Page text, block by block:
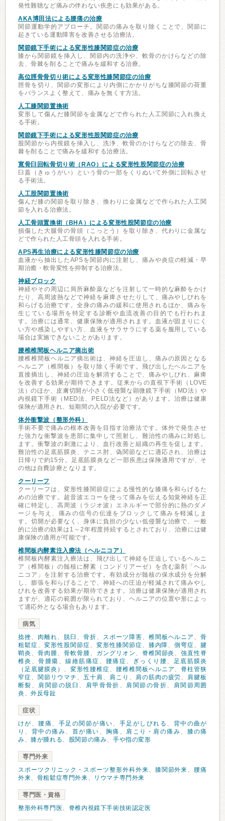
発性難聴など痛みの伴わない疾患にも効果がある。
AKA博田法による腰痛の治療
関節運動学的アプローチ。関節の痛みを取り除くことで、関節に
起きている運動障害を改善させる治療法。
関節鏡下手術による変形性膝関節症の治療
膝から関節鏡を挿入し、関節内の洗浄や、軟骨のかけらなどの除
去、骨棘を削ることで痛みを緩和する治療。
高位脛骨骨切り術による変形性膝関節症の治療
脛骨を切り、関節の変形により内側にかかりがちな膝関節の荷重
をバランスよく整えて、痛みを無くす方法。
人工膝関節置換術
変形して傷んだ膝関節を金属などで作られた人工関節に入れ換え
る手術。
関節鏡下手術による変形性股関節症の治療
股関節から内視鏡を挿入し、洗浄、軟骨のかけらなどの除去、骨
棘を削ることで痛みを緩和する治療法。
寛骨臼回転骨切り術（RAO）による変形性股関節症の治療
臼蓋（きゅうがい）という骨の一部をくりぬいて外側に回転させ
る手術法。
人工股関節置換術
傷んだ膝の関節を取り除き、換わりに金属などで作られた人工関
節を入れる治療法。
人工骨頭置換術（BHA）による変形性股関節症の治療
損傷した大腿骨の骨頭（こっとう）を取り除き、代わりに金属な
どで作られた人工骨頭を入れる手術。
APS再生治療による変形性膝関節症の治療
血液から抽出したAPSを関節内に注射し、痛みや炎症の軽減・早
期治癒・軟骨変性を抑制する治療法。
神経ブロック
神経やその周辺に局所麻酔薬などを注射して一時的な麻酔をかけ
たり、高周波熱などで神経を麻痺させたりして、痛みやしびれを
和らげる治療です。全身の痛みの緩和に使用されるほか、痛みを
生じている場所を特定する診断や血流改善の目的でも行われま
す。治療には通常、健康保険が適用されます。血液が固まりにく
い方や感染しやすい方、血液をサラサラにする薬を服用している
場合は実施できないことがあります。
腰椎椎間板ヘルニア摘出術
腰椎椎間板ヘルニア摘出術は、神経を圧迫し、痛みの原因となる
ヘルニア（椎間板）を取り除く手術です。飛び出したヘルニアを
直接摘出し、神経の圧迫を解消することで、痛みやしびれ、麻痺
を改善する効果が期待できます。従来からの直視下手術（LOVE
法）のほか、皮膚切開が小さく低侵襲な顕微鏡下手術（MD法）や
内視鏡下手術（MED法、PELD法など）があります。治療は健康
保険が適用され、短期間の入院が必要です。
体外衝撃波（整形外科）
手術不要で痛みの根本改善を目指す治療法です。体外で発生させ
た強力な衝撃波を患部に集中して照射し、難治性の痛みに対処し
ます。衝撃波の刺激により、血行改善と組織の再生を促します。
難治性の足底筋膜炎、テニス肘、偽関節などに適応され、治療は
日帰りで約15分。足底筋膜炎など一部疾患は保険適用ですが、そ
の他は自費診療となります。
クーリーフ
クーリーフは、変形性膝関節症による慢性的な膝痛を和らげるた
めの治療です。超音波エコーを使って痛みを伝える知覚神経を正
確に特定し、高周波（ラジオ波）エネルギーで部分的に熱のダメ
ージを与え、痛みの信号の伝達をブロックして痛みを軽減しま
す。切開が必要なく、身体に負担の少ない低侵襲な治療で、一般
的に治療の効果は1～2年程度持続するとされており、治療には健
康保険の適用が可能です。
椎間板内酵素注入療法（ヘルニコア）
椎間板内酵素注入療法は、飛び出して神経を圧迫しているヘルニ
ア（椎間板）の髄核に酵素（コンドリアーゼ）を含む薬剤「ヘル
ニコア」を注射する治療です。有効成分が髄核の保水成分を分解
し、膨張を和らげることで、神経への圧迫が軽減されて痛みやし
びれを改善する効果が期待できます。治療は健康保険が適用され
ますが、適応の範囲が限られており、ヘルニアの位置や形によっ
て適応外となる場合もあります。
病気
捻挫、 肉離れ、 脱臼 、 骨折、 スポーツ障害、 椎間板ヘルニア 、骨
粗鬆症、 変形性股関節症、 変形性膝関節症、 膝内障、側弯症、
腱
鞘炎 、 骨肉腫、 骨軟骨腫、 ガングリオン 、 脊椎関節炎 、強直性脊
椎炎 、骨腫瘍 、線維筋痛症 、 腰痛症、 ぎっくり腰、 足底筋膜炎
（足底腱膜炎） 、 変形性腰椎症、 腰椎椎間板ヘルニア、 脊柱管狭
窄症、 関節リウマチ 、 五十肩 、 肩こり 、 肩の筋肉の疲労、 肩腱板
断裂 、 肩関節の脱臼 、 肩甲骨骨折 、 肩関節の骨折、
肩関節周囲
炎 、外反母趾
症状
けが 、 腰痛 、 手足の関節が痛い、 手足がしびれる 、 背中の曲が
り 、 背中の痛み、 首が痛い 、 胸痛 、 肩こり・肩の痛み、
膝の痛
み、 膝が腫れる、 股関節の痛み、手や指の変形
専門外来
スポーツクリニック・スポーツ整形外科外来、 膝関節外来、
腰痛
外来、 骨粗鬆症専門外来、 リウマチ専門外来
専門医・資格
整形外科専門医、 脊椎内視鏡下手術技術認定医